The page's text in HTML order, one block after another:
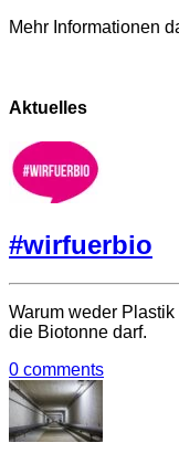
Mehr Informationen
Aktuelles
#wirfuerbio
Warum weder
die Biotonne darf.
0 comments